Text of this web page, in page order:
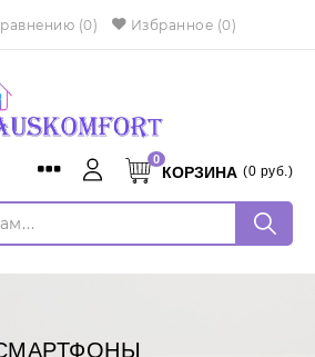
(0) Избранное (0)
Menu КОРЗИНА
0
(0 руб.)